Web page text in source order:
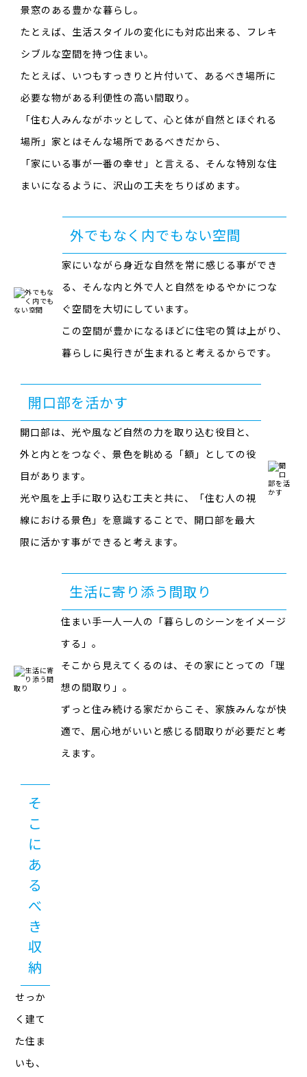
景窓のある豊かな暮らし。
たとえば、生活スタイルの変化にも対応出来る、フレキ
シブルな空間を持つ住まい。
たとえば、いつもすっきりと片付いて、あるべき場所に
必要な物がある利便性の高い間取り。
「住む人みんながホッとして、心と体が自然とほぐれる
場所」家とはそんな場所であるべきだから、
「家にいる事が一番の幸せ」と言える、そんな特別な住
まいになるように、沢山の工夫をちりばめます。
外でもなく内でもない空間
家にいながら身近な自然を常に感じる事ができ
る、 そんな内と外で人と自然をゆるやかにつな
ぐ空間を大切にしています。
この空間が豊かになるほどに住宅の質は上がり、
暮らしに奥行きが生まれると考えるからです。
開口部を活かす
開口部は、光や風など自然の力を取り込む役目と、
外と内とをつなぐ、景色を眺める「額」としての役
目があります。
光や風を上手に取り込む工夫と共に、
「住む人の視
線における景色」を意識することで、 開口部を最大
限に活かす事ができると考えます。
生活に寄り添う間取り
住まい手一人一人の「暮らしのシーンをイメージ
する」。
そこから見えてくるのは、その家にとっての「理
想の間取り」。
ずっと住み続ける家だからこそ、家族みんなが快
適で、 居心地がいいと感じる間取りが必要だと考
えます。
そ
こ
に
あ
る
べ
き
収
納
せっか
く建て
た住ま
いも、